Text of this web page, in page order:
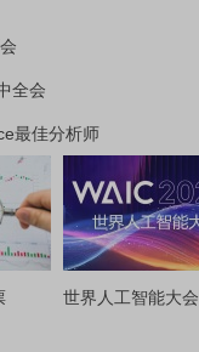
全会
最佳分析师
世界人工智能大会